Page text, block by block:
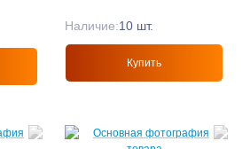
Наличие:10 шт.
Купить